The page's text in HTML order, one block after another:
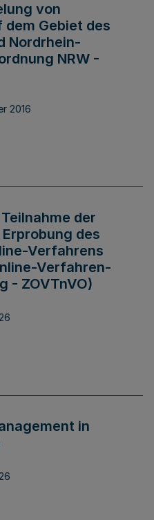
von
Gebiet des
Nordrhein-
NRW -
2016
der
des
Verfahrens
Verfahren-
- ZOVTnVO)
in